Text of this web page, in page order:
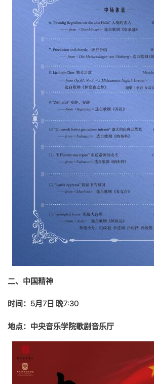
二、中国精神
时间：5月7日 晚7:30
地点：中央音乐学院歌剧音乐厅